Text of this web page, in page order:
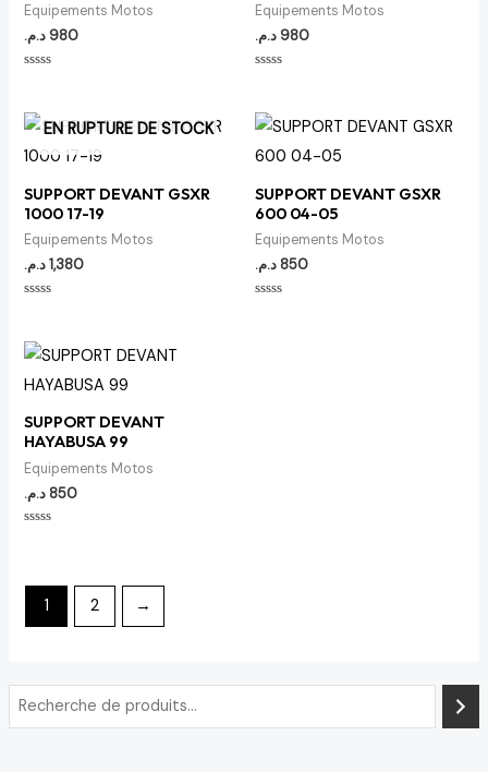
Equipements Motos
980 د.م.
5
Equipements Motos
980د.م.
5
EN RUPTURE DE STOCK
SUPPORT DEVANT GSXR
1000 17-19
Equipements Motos
1,380 د.م.
5
SUPPORT DEVANT GSXR
600 04-05
Equipements Motos
850 د.م.
SUPPORT DEVANT
HAYABUSA 99
Equipements Motos
850 د.م.
1 2 →